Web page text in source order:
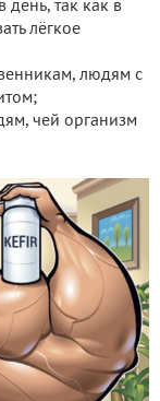
день, так как в
лёгкое
людям с
чей организм